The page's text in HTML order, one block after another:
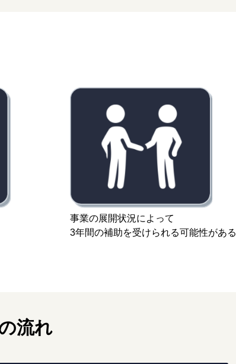
事業の展開状況によって
3年間の補助を受けられる可能性がある
流れ